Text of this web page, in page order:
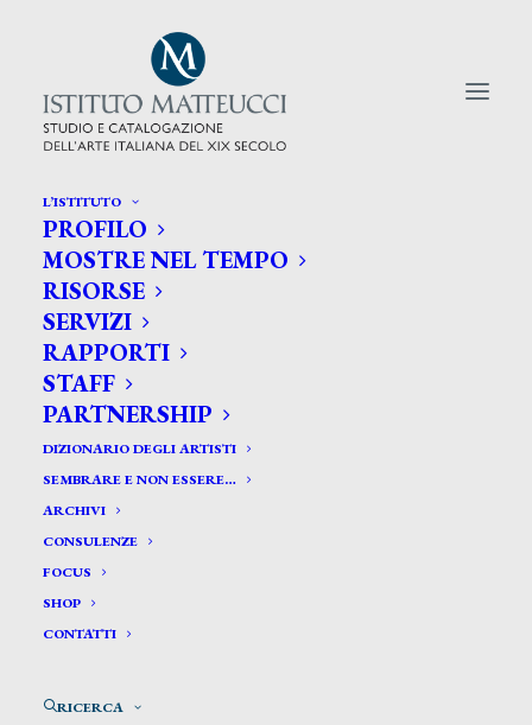
L’ISTITUTO
PROFILO
MOSTRE NEL TEMPO
RISORSE
SERVIZI
RAPPORTI
STAFF
PARTNERSHIP
DIZIONARIO DEGLI ARTISTI
SEMBRARE E NON ESSERE…
ARCHIVI
CONSULENZE
FOCUS
SHOP
CONTATTI
RICERCA
CERCA TRA GLI ARTISTI:
Search
for:
Levy Moses